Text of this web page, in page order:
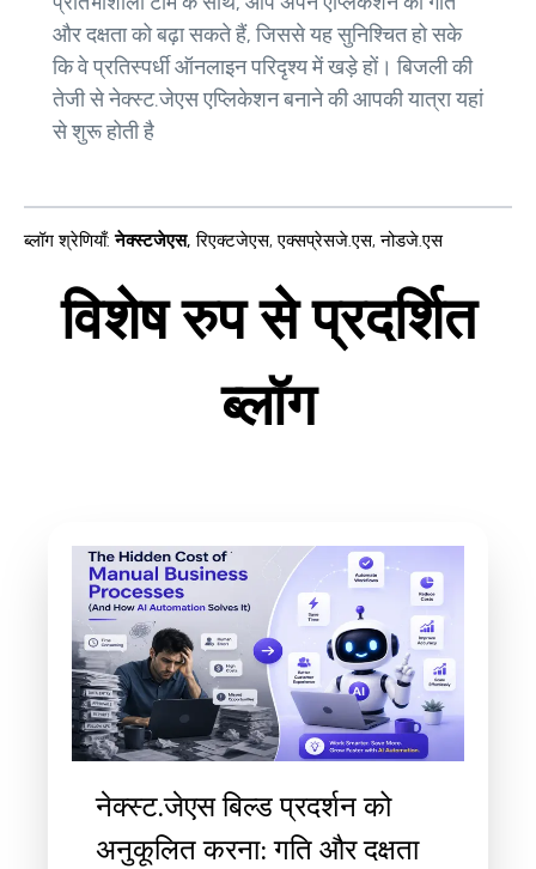
और दक्षता को बढ़ा सकते हैं, जिससे यह सुनिश्चित हो सके
कि वे प्रतिस्पर्धी ऑनलाइन परिदृश्य में खड़े हों। बिजली की
तेजी से नेक्स्ट.जेएस एप्लिकेशन बनाने की आपकी यात्रा यहां
से शुरू होती है
ब्लॉग श्रेणियाँ: नेक्स्टजेएस, रिएक्टजेएस,एक्सप्रेसजे.एस,नोडजे.एस
विशेष रुप से प्रदर्शित
ब्लॉग
नेक्स्ट.जेएस बिल्ड प्रदर्शन को
अनुकूलित करना: गति और दक्षता